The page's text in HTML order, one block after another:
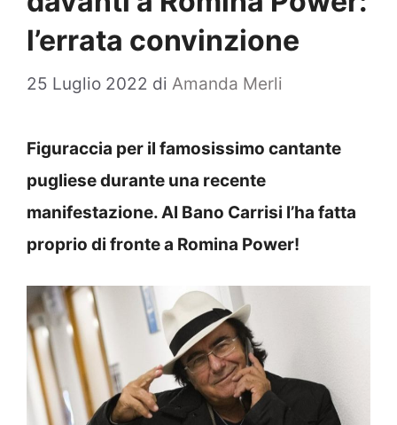
l’errata convinzione
25 Luglio 2022 di Amanda Merli
Figuraccia per il famosissimo cantante
pugliese durante una recente
manifestazione. Al Bano Carrisi l’ha fatta
proprio di fronte a Romina Power!